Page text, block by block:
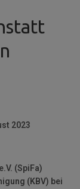
2023
(SpiFa)
(KBV) bei